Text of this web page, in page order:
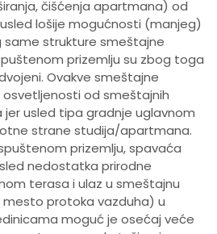
čišćenja apartmana) od
lošije mogućnosti (manjeg)
strukture smeštajne
prizemlju su zbog toga
Ovakve smeštajne
od smeštajnih
usled tipa gradnje uglavnom
strane studija/apartmana.
prizemlju, spavaća
nedostatka prirodne
terasa i ulaz u smeštajnu
mesto protoka vazduha) u
moguć je osećaj veće